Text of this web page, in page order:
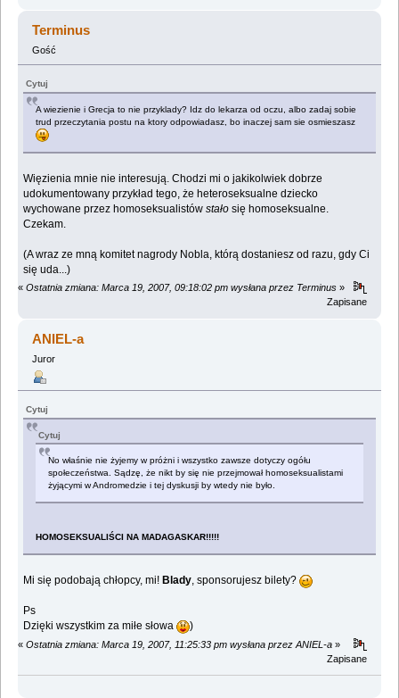
Terminus
Gość
Cytuj
A wiezienie i Grecja to nie przyklady? Idz do lekarza od oczu, albo zadaj sobie
trud przeczytania postu na ktory odpowiadasz, bo inaczej sam sie osmieszasz
Więzienia mnie nie interesują. Chodzi mi o jakikolwiek dobrze
udokumentowany przykład tego, że heteroseksualne dziecko
wychowane przez homoseksualistówstało się homoseksualne.
Czekam.
(A wraz ze mną komitet nagrody Nobla, którą dostaniesz od razu, gdy Ci
się uda...)
« Ostatnia zmiana: Marca 19, 2007, 09:18:02 pm wysłana przez Terminus »
Zapisane
ANIEL-a
Juror
Cytuj
Cytuj
No właśnie nie żyjemy w próżni i wszystko zawsze dotyczy ogółu
społeczeństwa. Sądzę, że nikt by się nie przejmował homoseksualistami
żyjącymi w Andromedzie i tej dyskusji by wtedy nie było.
HOMOSEKSUALIŚCI NA MADAGASKAR!!!!!
Mi się podobają chłopcy, mi! Blady, sponsorujesz bilety?
Ps
Dzięki wszystkim za miłe słowa
)
« Ostatnia zmiana: Marca 19, 2007, 11:25:33 pm wysłana przez ANIEL-a »
Zapisane